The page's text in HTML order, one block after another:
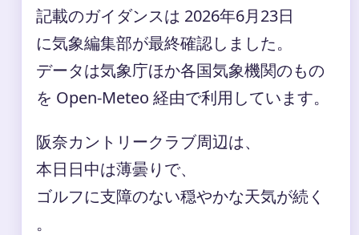
記載のガイダンスは 2026年6月23日
に気象編集部が最終確認しました。
データは気象庁ほか各国気象機関のもの
を Open-Meteo 経由で利用しています。
阪奈カントリークラブ周辺は、
本日日中は薄曇りで、
ゴルフに支障のない穏やかな天気が続く
。